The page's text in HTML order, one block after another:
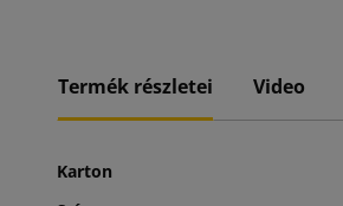
Termék részletei Video
Karton